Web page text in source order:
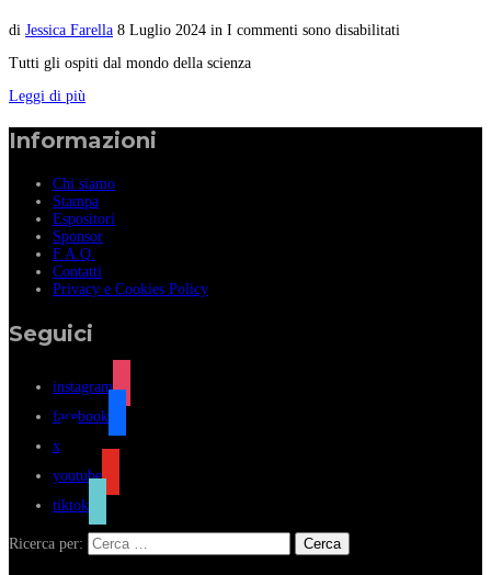
di Jessica Farella 8 Luglio 2024 in I commenti sono disabilitati
Tutti gli ospiti dal mondo della scienza
Leggi di più
Informazioni
Chi siamo
Stampa
Espositori
Sponsor
F.A.Q.
Contatti
Privacy e Cookies Policy
Seguici
instagram
facebook
x
youtube
tiktok
Ricerca per: